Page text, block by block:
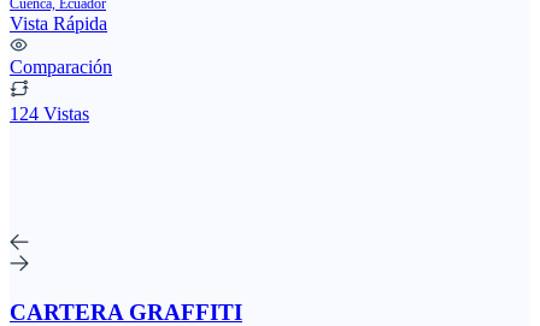
Cuenca, Ecuador
Vista Rápida
Comparación
124 Vistas
CARTERA GRAFFITI